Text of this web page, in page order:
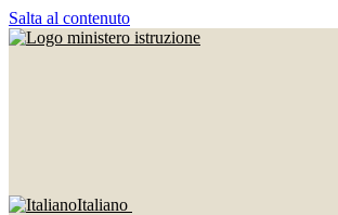
Salta al contenuto
Italiano